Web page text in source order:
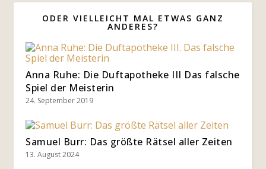
ODER VIELLEICHT MAL ETWAS GANZ
ANDERES?
Anna Ruhe: Die Duftapotheke III Das falsche
Spiel der Meisterin
24. September 2019
Samuel Burr: Das größte Rätsel aller Zeiten
13. August 2024